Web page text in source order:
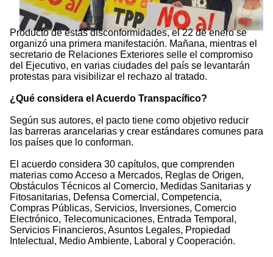
Producto de estas disconformidades, el 22 de enero se
organizó una primera manifestación. Mañana, mientras el
secretario de Relaciones Exteriores selle el compromiso
del Ejecutivo, en varias ciudades del país se levantarán
protestas para visibilizar el rechazo al tratado.
¿Qué considera el Acuerdo Transpacífico?
Según sus autores, el pacto tiene como objetivo reducir
las barreras arancelarias y crear estándares comunes para
los países que lo conforman.
El acuerdo considera 30 capítulos, que comprenden
materias como Acceso a Mercados, Reglas de Origen,
Obstáculos Técnicos al Comercio, Medidas Sanitarias y
Fitosanitarias, Defensa Comercial, Competencia,
Compras Públicas, Servicios, Inversiones, Comercio
Electrónico, Telecomunicaciones, Entrada Temporal,
Servicios Financieros, Asuntos Legales, Propiedad
Intelectual, Medio Ambiente, Laboral y Cooperación.